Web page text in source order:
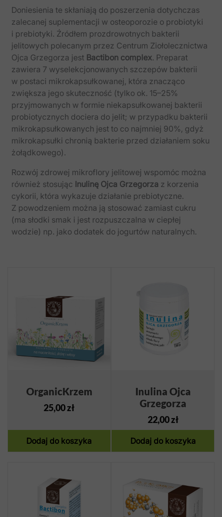
Doniesienia te skłaniają do poszerzenia dotychczas
zalecanej suplementacji w osteoporozie o probiotyki
i prebiotyki. Źródłem prozdrowotnych bakterii
jelitowych polecanym przez Centrum Ziołolecznictwa
Ojca Grzegorza jest Bactibon complex. Preparat
zawiera 7 wyselekcjonowanych szczepów bakterii
w postaci mikrokapsułkowanej, która znacząco
zwiększa jego skuteczność (tylko ok. 15–25%
przyjmowanych w formie niekapsułkowanej bakterii
probiotycznych dociera do jelit; w przypadku bakterii
mikrokapsułkowanych jest to co najmniej 90%, gdyż
mikrokapsułki chronią bakterie przed działaniem soku
żołądkowego).
Rozwój zdrowej mikroflory jelitowej wspomóc można
również stosując Inulinę Ojca Grzegorza z korzenia
cykorii, która wykazuje działanie prebiotyczne.
Z powodzeniem można ją stosować zamiast cukru
(ma słodki smak i jest rozpuszczalna w ciepłej
wodzie) np. jako dodatek do jogurtów naturalnych.
OrganicKrzem
25,00zł
Dodaj do koszyka
Inulina Ojca
Grzegorza
22,00zł
Dodaj do koszyka